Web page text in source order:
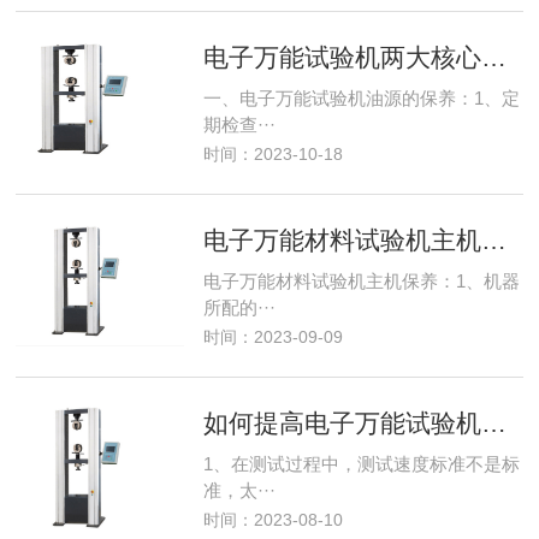
电子万能试验机两大核心部件
一、电子万能试验机油源的保养：1、定
期检查···
时间：2023-10-18
电子万能材料试验机主机保养
电子万能材料试验机主机保养：1、机器
所配的···
时间：2023-09-09
如何提高电子万能试验机的准确性呢
1、在测试过程中，测试速度标准不是标
准，太···
时间：2023-08-10